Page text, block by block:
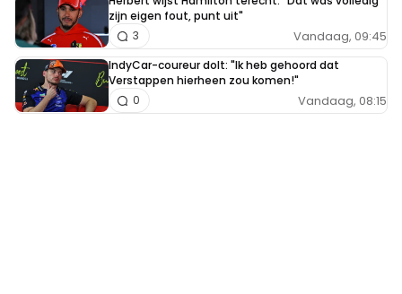
zijn eigen fout, punt uit"
Vandaag, 09:45
3
IndyCar-coureur dolt: "Ik heb gehoord dat
Verstappen hierheen zou komen!"
Vandaag, 08:15
0